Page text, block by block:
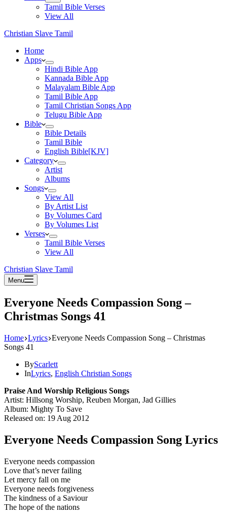
Tamil Bible Verses
View All
Christian Slave Tamil
Home
Apps
Hindi Bible App
Kannada Bible App
Malayalam Bible App
Tamil Bible App
Tamil Christian Songs App
Telugu Bible App
Bible
Bible Details
Tamil Bible
English Bible[KJV]
Category
Artist
Albums
Songs
View All
By Artist List
By Volumes Card
By Volumes List
Verses
Tamil Bible Verses
View All
Christian Slave Tamil
Menu
Everyone Needs Compassion Song –
Christmas Songs 41
Home Lyrics Everyone Needs Compassion Song – Christmas
Songs 41
ByScarlett
InLyrics, English Christian Songs
Praise And Worship Religious Songs
Artist: Hillsong Worship, Reuben Morgan, Jad Gillies
Album: Mighty To Save
Released on: 19 Aug 2012
Everyone Needs Compassion Song Lyrics
Everyone needs compassion
Love that’s never failing
Let mercy fall on me
Everyone needs forgiveness
The kindness of a Saviour
The hope of the nations